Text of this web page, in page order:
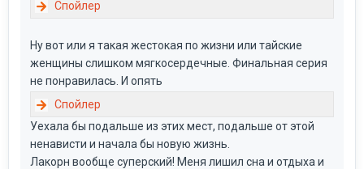
Ну вот или я такая жестокая по жизни или тайские
женщины слишком мягкосердечные. Финальная серия
не понравилась. И опять
Уехала бы подальше из этих мест, подальше от этой
ненависти и начала бы новую жизнь.
Лакорн вообще суперский! Меня лишил сна и отдыха и